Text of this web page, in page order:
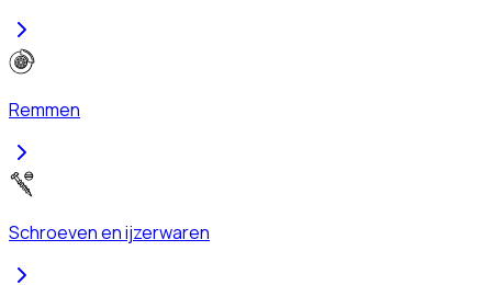
Remmen
Schroeven en ijzerwaren